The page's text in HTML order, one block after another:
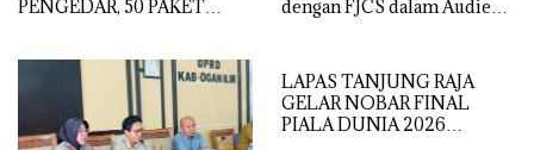
PENGEDAR, 50 PAKET
dengan FJCS dalam Audiensi
LAPAS TANJUNG RAJA
GELAR NOBAR FINAL
PIALA DUNIA 2026